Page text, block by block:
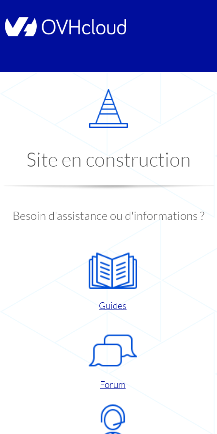
Site en construction
Besoin d'assistance ou d'informations ?
Guides
Forum